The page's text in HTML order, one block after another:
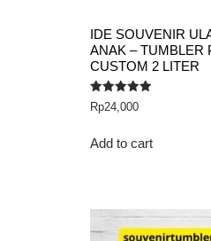
IDE SOUVENIR
ANAK – TUMBLER
CUSTOM 2 LITER
Rated
5.00
Rp24,000
Add to cart